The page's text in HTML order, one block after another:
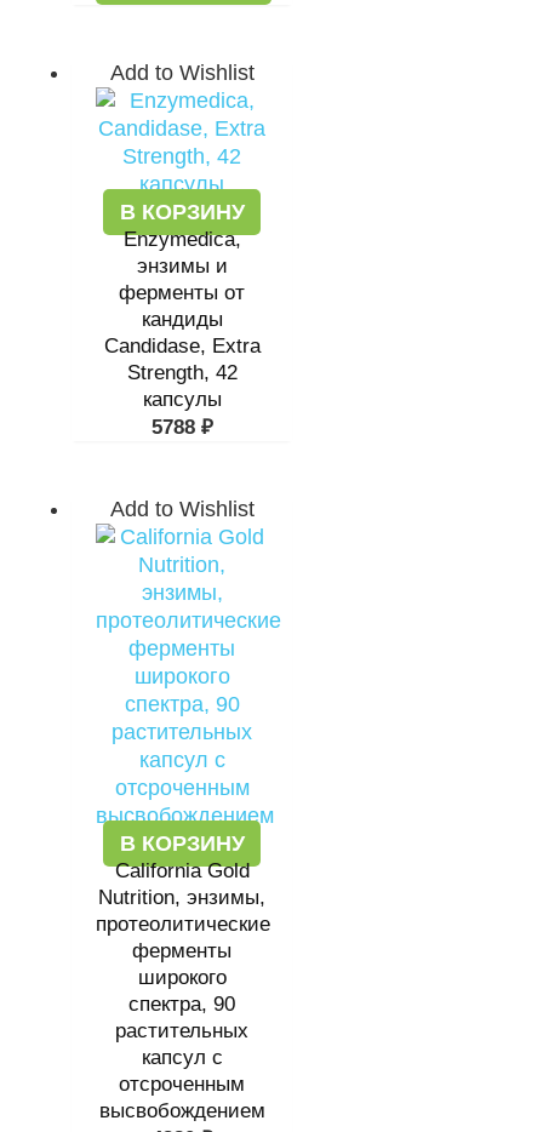
Add to Wishlist
В КОРЗИНУ
Enzymedica,
энзимы и
ферменты от
кандиды
Candidase, Extra
Strength, 42
капсулы
5788 ₽
Add to Wishlist
В КОРЗИНУ
California Gold
Nutrition, энзимы,
протеолитические
ферменты
широкого
спектра, 90
растительных
капсул с
отсроченным
высвобождением